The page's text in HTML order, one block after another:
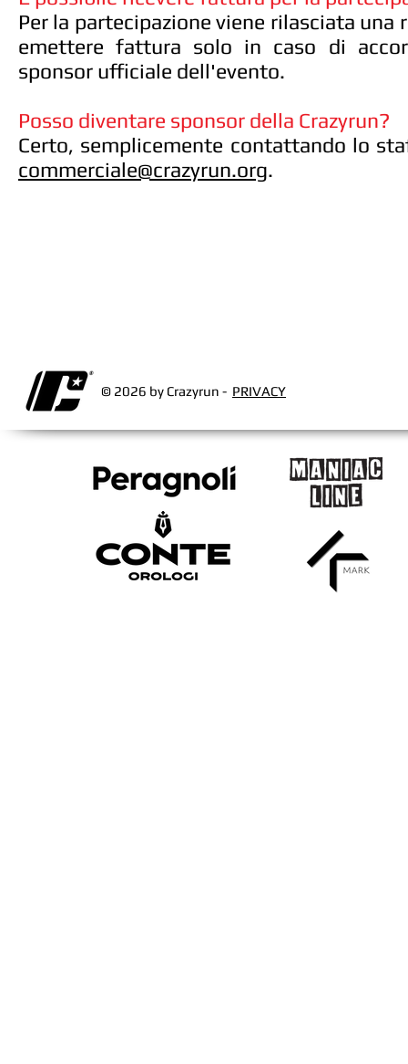
Per la partecipazione viene rilasciata una
emettere fattura solo in caso di
sponsor ufficiale dell'evento.
Posso diventare sponsor della Crazyrun?
Certo, semplicemente contattando lo
commerciale@crazyrun.org.
© 2026 by Crazyrun - PRIVACY